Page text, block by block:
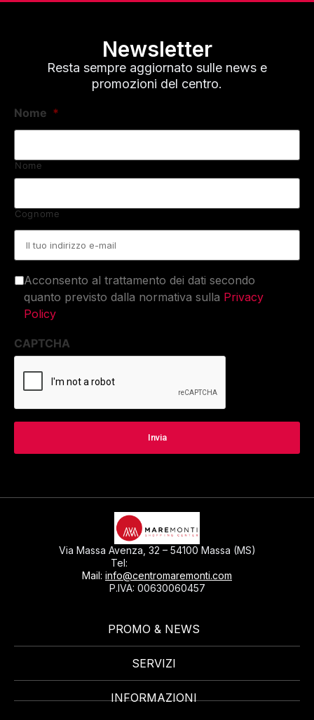
Newsletter
Resta sempre aggiornato sulle news e
promozioni del centro.
Nome *
Nome
Cognome
Acconsento al trattamento dei dati secondo
quanto previsto dalla normativa sulla Privacy
Policy
CAPTCHA
Via Massa Avenza, 32 – 54100 Massa (MS)
Tel:
Mail: info@centromaremonti.com
P.IVA: 00630060457
PROMO & NEWS
SERVIZI
INFORMAZIONI